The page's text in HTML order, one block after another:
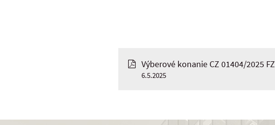
Výberové konanie CZ 01404/2025 FZ
6.5.2025